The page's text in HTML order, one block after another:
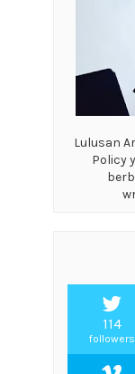
Lulusan
Policy
114
followers